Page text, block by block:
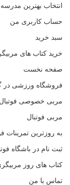
انتخاب بهترین مدرسه
حساب کاربری من
سبد خرید
خرید کتاب های
صفحه نخست
فروشگاه ورزشی در
مربی خصوصی
مربی فوتبال
به روزترین تمرینات
ثبت نام در باشگاه
کتاب های روز
تماس با من